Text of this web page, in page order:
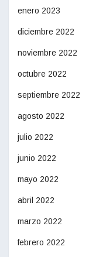
enero 2023
diciembre 2022
noviembre 2022
octubre 2022
septiembre 2022
agosto 2022
julio 2022
junio 2022
mayo 2022
abril 2022
marzo 2022
febrero 2022